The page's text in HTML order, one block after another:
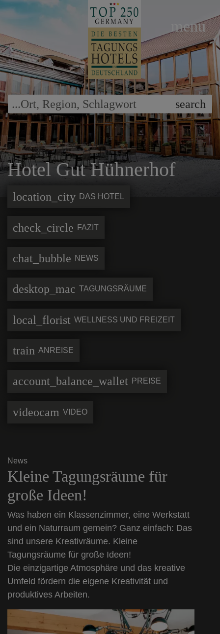
...Ort, Region, Schlagwort search
menu
Hotel Gut Hühnerhof
location_city DAS HOTEL
check_circle FAZIT
chat_bubble NEWS
desktop_mac TAGUNGSRÄUME
local_florist WELLNESS UND FREIZEIT
train ANREISE
account_balance_wallet PREISE
videocam VIDEO
News
Kleine Tagungsräume für
große Ideen!
Was haben ein Klassenzimmer, eine Werkstatt
und ein Naturraum gemein? Ganz einfach: Das
sind unsere Kreativräume. Kleine
Tagungsräume für große Ideen!
Die einzigartige Atmosphäre und das kreative
Umfeld fördern die eigene Kreativität und
produktives Arbeiten.